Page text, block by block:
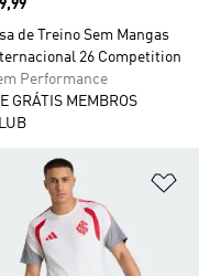
de Treino Sem Mangas
26 Competition
Performance
GRÁTIS MEMBROS
à Lista de Desejos